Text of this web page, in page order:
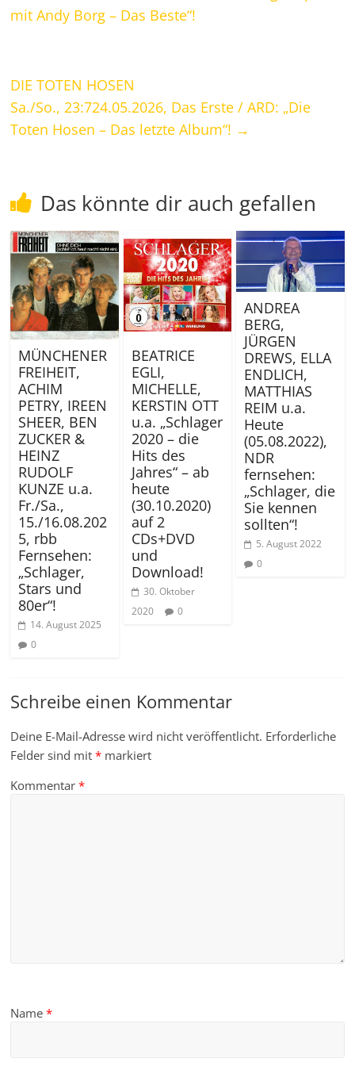
mit Andy Borg – Das Beste“!
DIE TOTEN HOSEN
Sa./So., 23:724.05.2026, Das Erste / ARD: „Die
Toten Hosen – Das letzte Album“! →
Das könnte dir auch gefallen
MÜNCHENER
FREIHEIT,
ACHIM
PETRY, IREEN
SHEER, BEN
ZUCKER &
HEINZ
RUDOLF
KUNZE u.a.
Fr./Sa.,
15./16.08.202
5, rbb
Fernsehen:
„Schlager,
Stars und
80er“!
14. August 2025
0
BEATRICE
EGLI,
MICHELLE,
KERSTIN OTT
u.a. „Schlager
2020 – die
Hits des
Jahres“ – ab
heute
(30.10.2020)
auf 2
CDs+DVD
und
Download!
30. Oktober
2020
0
ANDREA
BERG,
JÜRGEN
DREWS, ELLA
ENDLICH,
MATTHIAS
REIM u.a.
Heute
(05.08.2022),
NDR
fernsehen:
„Schlager, die
Sie kennen
sollten“!
5. August 2022
0
Schreibe einen Kommentar
Deine E-Mail-Adresse wird nicht veröffentlicht. Erforderliche
Felder sind mit* markiert
Kommentar*
Name*